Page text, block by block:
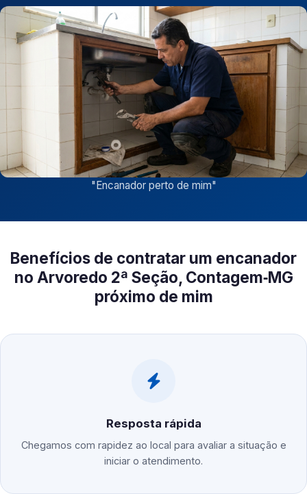
"Encanador perto de mim"
Benefícios de contratar um encanador
no Arvoredo 2ª Seção, Contagem‑MG
próximo de mim
Resposta rápida
Chegamos com rapidez ao local para avaliar a situação e
iniciar o atendimento.